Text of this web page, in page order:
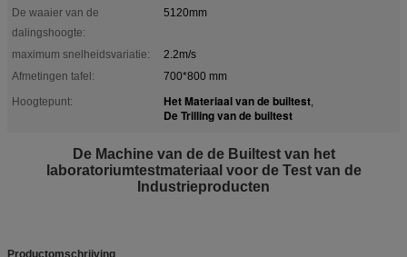
De waaier van de
dalingshoogte:
5120mm
maximum snelheidsvariatie:
2.2m/s
Afmetingen tafel:
700*800 mm
Hoogtepunt:
Het Materiaal van de builtest,
De Trilling van de builtest
De Machine van de de Builtest van het
laboratoriumtestmateriaal voor de Test van de
Industrieproducten
Productomschrijving